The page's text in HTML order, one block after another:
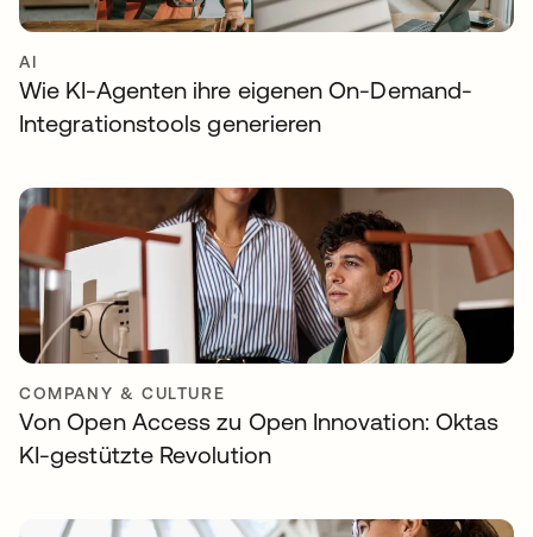
AI
Wie KI-Agenten ihre eigenen On-Demand-
Integrationstools generieren
COMPANY & CULTURE
Von Open Access zu Open Innovation: Oktas
KI-gestützte Revolution